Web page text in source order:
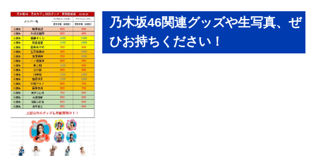
乃木坂46関連グッズや生写真、ぜ
ひお持ちください！